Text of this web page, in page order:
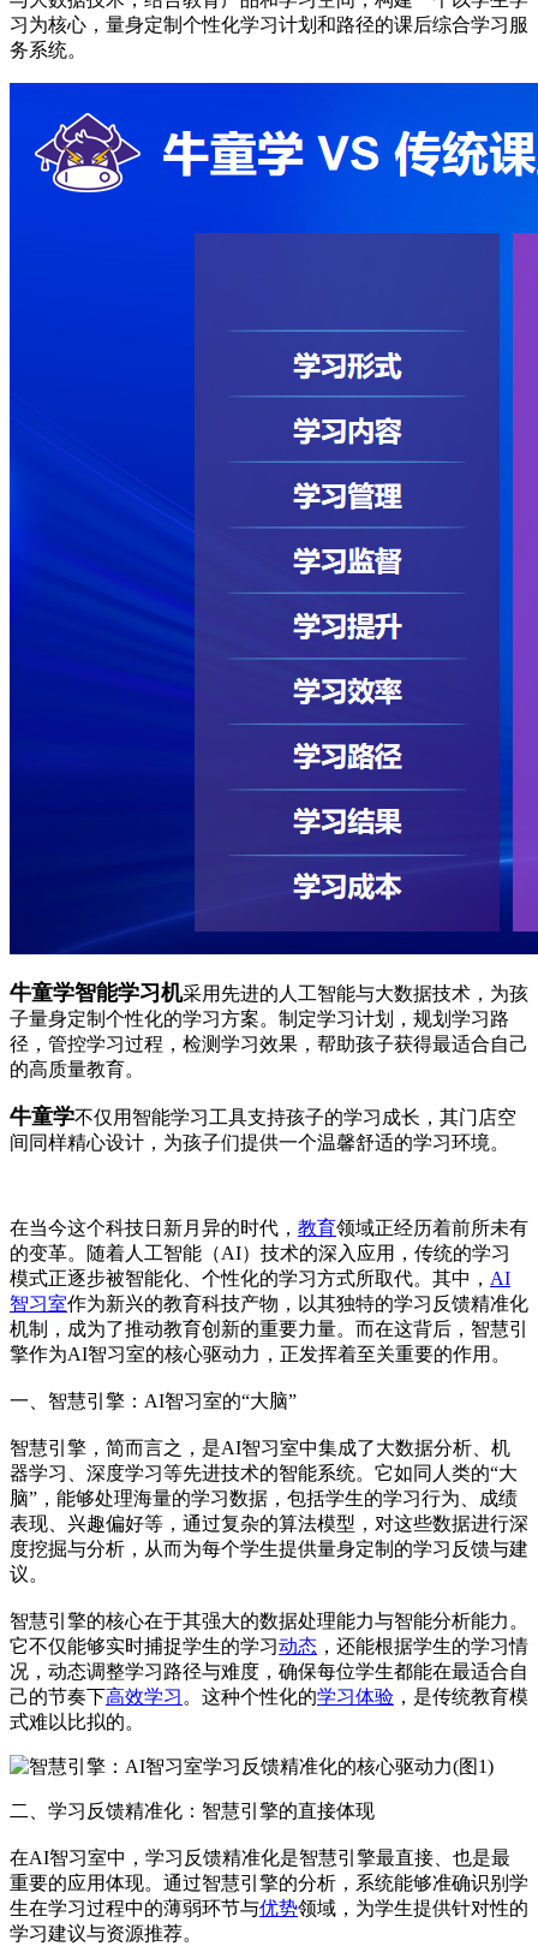
习为核心，量身定制个性化学习计划和路径的课后综合学习服
务系统。
牛童学智能学习机采用先进的人工智能与大数据技术，为孩
子量身定制个性化的学习方案。制定学习计划，规划学习路
径，管控学习过程，检测学习效果，帮助孩子获得最适合自己
的高质量教育。
牛童学不仅用智能学习工具支持孩子的学习成长，其门店空
间同样精心设计，为孩子们提供一个温馨舒适的学习环境。
在当今这个科技日新月异的时代， 教育领域正经历着前所未有
的变革。随着人工智能（AI）技术的深入应用，传统的学习
模式正逐步被智能化、个性化的学习方式所取代。其中， AI
智习室作为新兴的教育科技产物，以其独特的学习反馈精准化
机制，成为了推动教育创新的重要力量。而在这背后，智慧引
擎作为AI智习室的核心驱动力，正发挥着至关重要的作用。
一、智慧引擎：AI智习室的“大脑”
智慧引擎，简而言之，是AI智习室中集成了大数据分析、机
器学习、深度学习等先进技术的智能系统。它如同人类的“大
脑”，能够处理海量的学习数据，包括学生的学习行为、成绩
表现、兴趣偏好等，通过复杂的算法模型，对这些数据进行深
度挖掘与分析，从而为每个学生提供量身定制的学习反馈与建
议。
智慧引擎的核心在于其强大的数据处理能力与智能分析能力。
它不仅能够实时捕捉学生的学习动态 ，还能根据学生的学习情
况，动态调整学习路径与难度，确保每位学生都能在最适合自
己的节奏下高效学习 。这种个性化的学习体验 ，是传统教育模
式难以比拟的。
二、学习反馈精准化：智慧引擎的直接体现
在AI智习室中，学习反馈精准化是智慧引擎最直接、也是最
重要的应用体现。通过智慧引擎的分析，系统能够准确识别学
生在学习过程中的薄弱环节与优势领域，为学生提供针对性的
学习建议与资源推荐。